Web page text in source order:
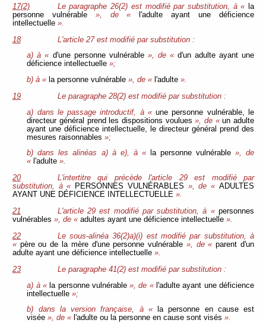
17(2)
Le paragraphe 26(2) est modifié par substitution, à « la
personne vulnérable », de « l'adulte ayant une déficience
intellectuelle ».
18
L'article 27 est modifié par substitution :
a) à « d'une personne vulnérable », de «d'un adulte ayant une
déficience intellectuelle»;
b) à « la personne vulnérable», de « l'adulte».
19
Le paragraphe 28(2) est modifié par substitution :
a) dans le passage introductif, à «une personne vulnérable, le
directeur général prend les dispositions voulues», de «un adulte
ayant une déficience intellectuelle, le directeur général prend des
mesures raisonnables»;
b) dans les alinéas a) à e), à «la personne vulnérable », de
« l'adulte».
20
L'intertitre qui précède l'article 29 est modifié par
substitution, à « PERSONNES VULNÉRABLES », de « ADULTES
AYANT UNE DÉFICIENCE INTELLECTUELLE ».
21
L'article 29 est modifié par substitution, à «personnes
vulnérables », de «adultes ayant une déficience intellectuelle ».
22
Le sous-alinéa 36(2)a)(i) est modifié par substitution, à
« père ou de la mère d'une personne vulnérable », de « parent d'un
adulte ayant une déficience intellectuelle ».
23
Le paragraphe 41(2) est modifié par substitution :
a) à « la personne vulnérable», de «l'adulte ayant une déficience
intellectuelle»;
b) dans la version française, à «la personne en cause est
visée», de « l'adulte ou la personne en cause sont visés».